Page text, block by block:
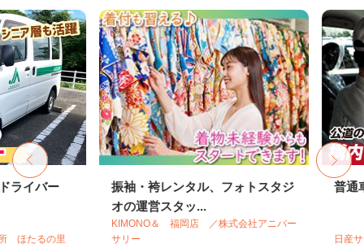
バー
るの里
振袖・袴レンタル、フォトスタジ
オの運営スタッ...
KIMONO＆ 福岡店 ／株式会社アニバー
サリー
普通車
日産サー